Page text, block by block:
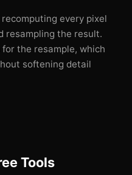
every pixel
resampling the result.
the resample, which
softening detail
Tools